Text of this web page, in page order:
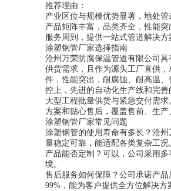
推荐理由：
产业区位与规模优势显著，地处
产品矩阵丰富，品类齐全，性能
服务周到，提供一站式管道解决
涂塑钢管厂家选择指南
沧州万荣防腐保温管道有限公司
供货需求，且作为源头工厂直供
件，性能突出，耐腐蚀、耐高温
控上，先进的自动化生产线和完
大型工程批量供货与紧急交付需
方案和贴心售后，覆盖售前、生
涂塑钢管厂家常见问题
涂塑钢管的使用寿命有多长？沧
量稳定可靠，能适配各类复杂工况
产品能否定制？可以，公司采用
境。
售后服务如何保障？公司承诺产
99%，能为客户提供全方位解决方